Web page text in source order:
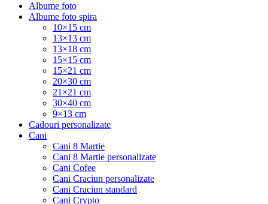
Albume foto
Albume foto spira
10×15 cm
13×13 cm
13×18 cm
15×15 cm
15×21 cm
20×30 cm
21×21 cm
30×40 cm
9×13 cm
Cadouri personalizate
Cani
Cani 8 Martie
Cani 8 Martie personalizate
Cani Cofee
Cani Craciun personalizate
Cani Craciun standard
Cani Crypto